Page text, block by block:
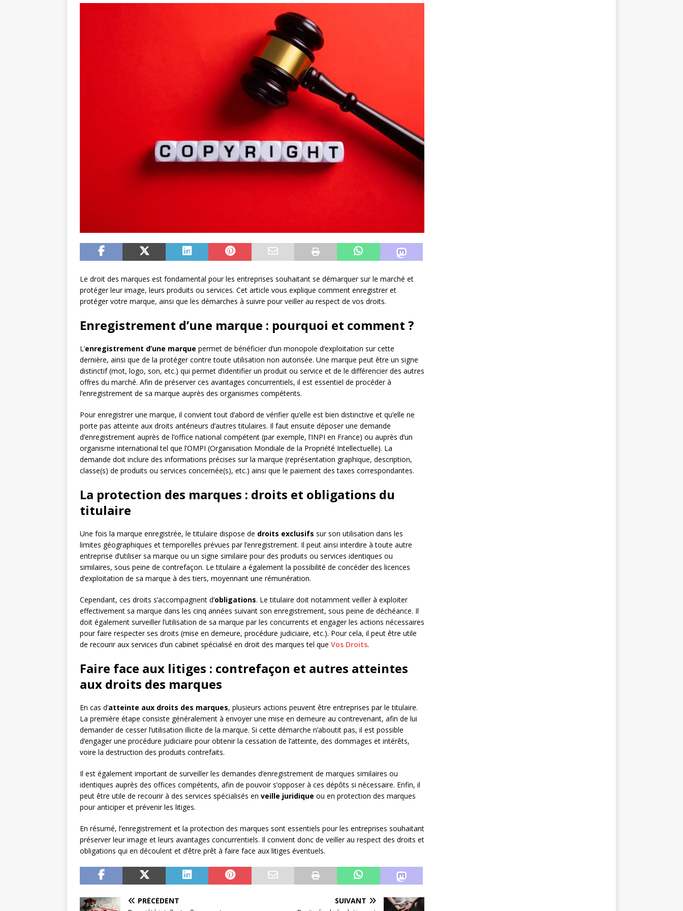
Le droit des marques est fondamental pour les entreprises souhaitant se démarquer sur le marché et
protéger leur image, leurs produits ou services. Cet article vous explique comment enregistrer et
protéger votre marque, ainsi que les démarches à suivre pour veiller au respect de vos droits.
Enregistrement d’une marque : pourquoi et comment ?
L’enregistrement d’une marque permet de bénéficier d’un monopole d’exploitation sur cette
dernière, ainsi que de la protéger contre toute utilisation non autorisée. Une marque peut être un signe
distinctif (mot, logo, son, etc.) qui permet d’identifier un produit ou service et de le différencier des autres
offres du marché. Afin de préserver ces avantages concurrentiels, il est essentiel de procéder à
l’enregistrement de sa marque auprès des organismes compétents.
Pour enregistrer une marque, il convient tout d’abord de vérifier qu’elle est bien distinctive et qu’elle ne
porte pas atteinte aux droits antérieurs d’autres titulaires. Il faut ensuite déposer une demande
d’enregistrement auprès de l’office national compétent (par exemple, l’INPI en France) ou auprès d’un
organisme international tel que l’OMPI (Organisation Mondiale de la Propriété Intellectuelle). La
demande doit inclure des informations précises sur la marque (représentation graphique, description,
classe(s) de produits ou services concernée(s), etc.) ainsi que le paiement des taxes correspondantes.
La protection des marques : droits et obligations du
titulaire
Une fois la marque enregistrée, le titulaire dispose de droits exclusifs sur son utilisation dans les
limites géographiques et temporelles prévues par l’enregistrement. Il peut ainsi interdire à toute autre
entreprise d’utiliser sa marque ou un signe similaire pour des produits ou services identiques ou
similaires, sous peine de contrefaçon. Le titulaire a également la possibilité de concéder des licences
d’exploitation de sa marque à des tiers, moyennant une rémunération.
Cependant, ces droits s’accompagnent d’obligations. Le titulaire doit notamment veiller à exploiter
effectivement sa marque dans les cinq années suivant son enregistrement, sous peine de déchéance. Il
doit également surveiller l’utilisation de sa marque par les concurrents et engager les actions nécessaires
pour faire respecter ses droits (mise en demeure, procédure judiciaire, etc.). Pour cela, il peut être utile
de recourir aux services d’un cabinet spécialisé en droit des marques tel que Vos Droits.
Faire face aux litiges : contrefaçon et autres atteintes
aux droits des marques
En cas d’atteinte aux droits des marques, plusieurs actions peuvent être entreprises par le titulaire.
La première étape consiste généralement à envoyer une mise en demeure au contrevenant, afin de lui
demander de cesser l’utilisation illicite de la marque. Si cette démarche n’aboutit pas, il est possible
d’engager une procédure judiciaire pour obtenir la cessation de l’atteinte, des dommages et intérêts,
voire la destruction des produits contrefaits.
Il est également important de surveiller les demandes d’enregistrement de marques similaires ou
identiques auprès des offices compétents, afin de pouvoir s’opposer à ces dépôts si nécessaire. Enfin, il
peut être utile de recourir à des services spécialisés en veille juridique ou en protection des marques
pour anticiper et prévenir les litiges.
En résumé, l’enregistrement et la protection des marques sont essentiels pour les entreprises souhaitant
préserver leur image et leurs avantages concurrentiels. Il convient donc de veiller au respect des droits et
obligations qui en découlent et d’être prêt à faire face aux litiges éventuels.
PRÉCÉDENT SUIVANT